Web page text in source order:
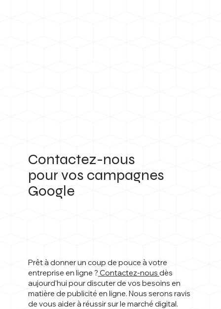
Contactez-nous
pour vos campagnes
Google
Prêt à donner un coup de pouce à votre
entreprise en ligne ? Contactez-nous dès
aujourd'hui pour discuter de vos besoins en
matière de publicité en ligne. Nous serons ravis
de vous aider à réussir sur le marché digital.